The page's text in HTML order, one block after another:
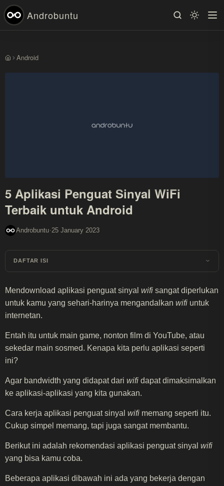
Androbuntu
BerandaAndroid
5 Aplikasi Penguat Sinyal WiFi
Terbaik untuk Android
Androbuntu·25 January 2023
DAFTAR ISI
Mendownload aplikasi penguat sinyal wifi sangat diperlukan
untuk kamu yang sehari-harinya mengandalkan wifi untuk
internetan.
Entah itu untuk main game, nonton film di YouTube, atau
sekedar main sosmed. Kenapa kita perlu aplikasi seperti
ini?
Agar bandwidth yang didapat dari wifi dapat dimaksimalkan
ke aplikasi-aplikasi yang kita gunakan.
Cara kerja aplikasi penguat sinyal wifi memang seperti itu.
Cukup simpel memang, tapi juga sangat membantu.
Berikut ini adalah rekomendasi aplikasi penguat sinyal wifi
yang bisa kamu coba.
Beberapa aplikasi dibawah ini ada yang bekerja dengan